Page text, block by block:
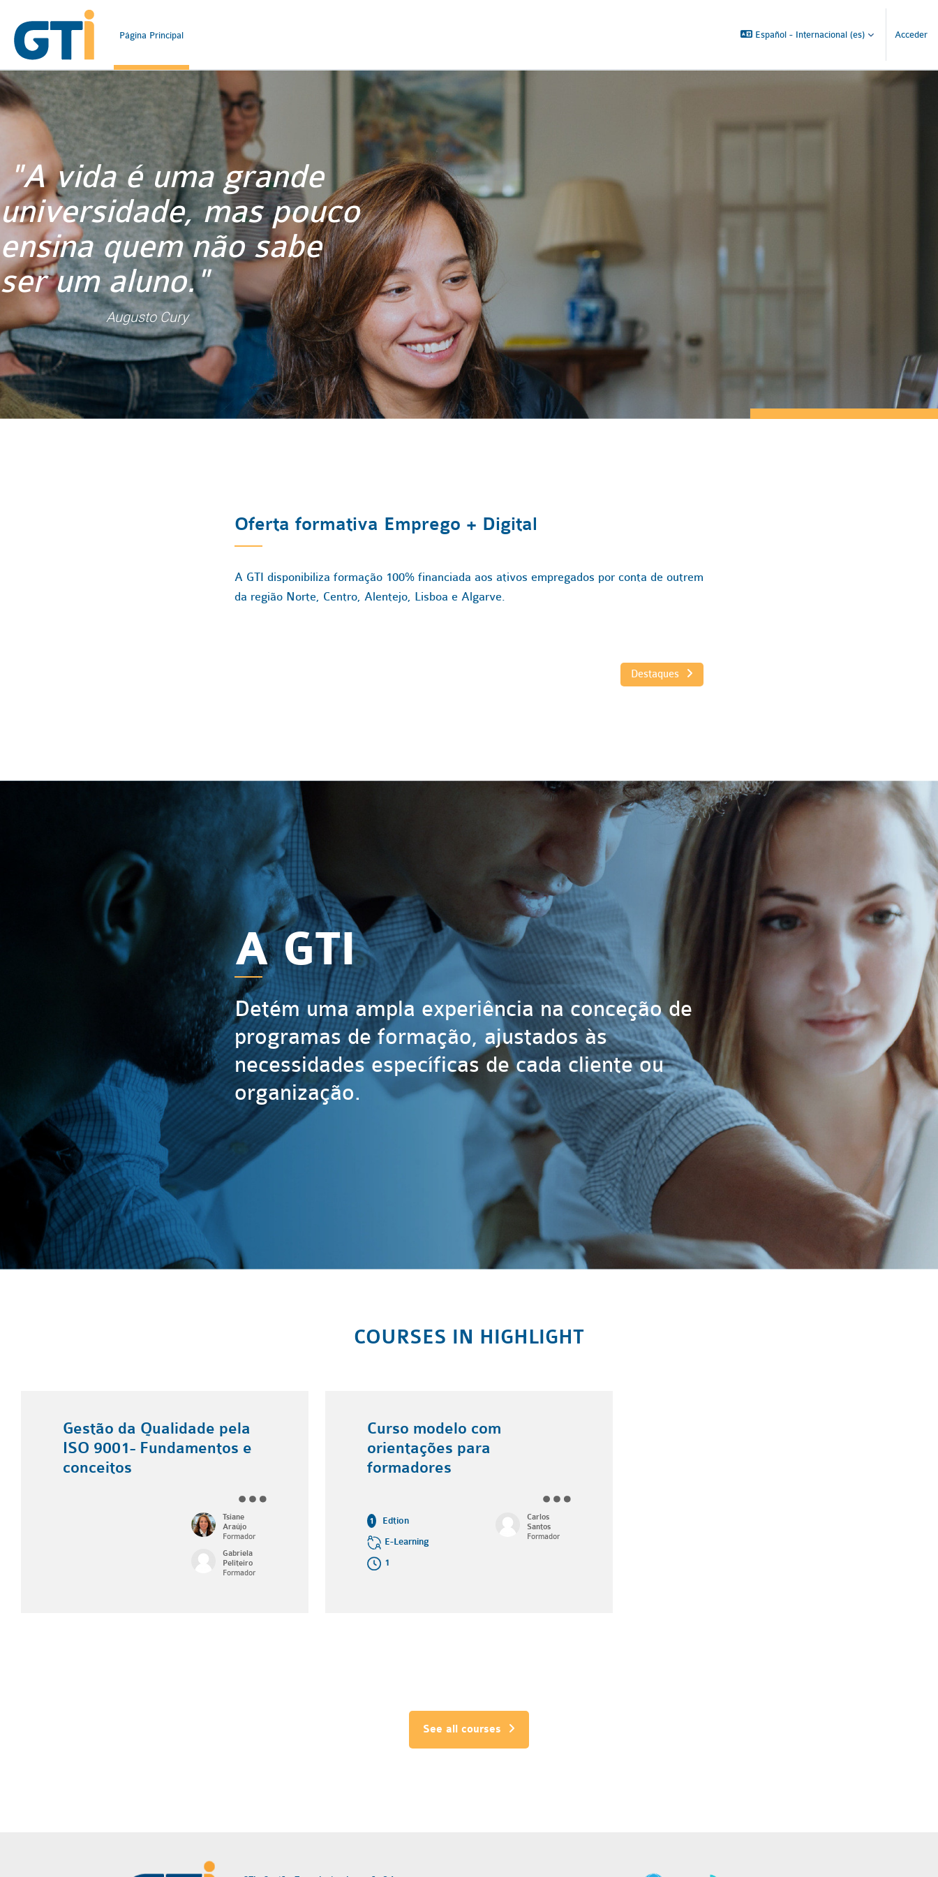
Página Principal Español - Internacional ‎(es)‎ Acceder
"A vida é uma grande
universidade, mas pouco
ensina quem não sabe
ser um aluno."
Augusto Cury
Oferta formativa Emprego + Digital
A GTI disponibiliza formação 100% financiada aos ativos empregados por conta de outrem
da região Norte, Centro, Alentejo, Lisboa e Algarve.
Destaques
A GTI
Detém uma ampla experiência na conceção de
programas de formação, ajustados às
necessidades específicas de cada cliente ou
organização.
COURSES IN HIGHLIGHT
Gestão da Qualidade pela
ISO 9001- Fundamentos e
conceitos
Tsiane
Araújo
Formador
Gabriela
Peliteiro
Formador
Curso modelo com
orientações para
formadores
1
Edtion
E-Learning
1
Carlos
Santos
Formador
See all courses